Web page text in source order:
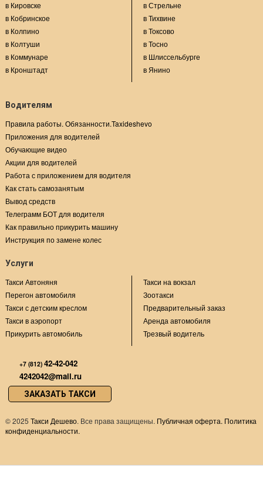
в Кировске
в Кобринское
в Колпино
в Колтуши
в Коммунаре
в Кронштадт
в Стрельне
в Тихвине
в Токсово
в Тосно
в Шлиссельбурге
в Янино
Водителям
Правила работы. Обязанности.Taxideshevo
Приложения для водителей
Обучающие видео
Акции для водителей
Работа с приложением для водителя
Как стать самозанятым
Вывод средств
Телеграмм БОТ для водителя
Как правильно прикурить машину
Инструкция по замене колес
Услуги
Такси Автоняня
Перегон автомобиля
Такси с детским креслом
Такси в аэропорт
Прикурить автомобиль
Такси на вокзал
Зоотакси
Предварительный заказ
Аренда автомобиля
Трезвый водитель
+7 (812) 42-42-042
4242042@mail.ru
ЗАКАЗАТЬ ТАКСИ
©2025 Такси Дешево. Все права защищены. Публичная оферта. Политика
конфиденциальности.